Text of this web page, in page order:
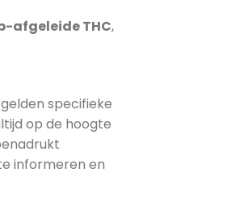
afgeleide THC,
specifieke
op de hoogte
informeren en